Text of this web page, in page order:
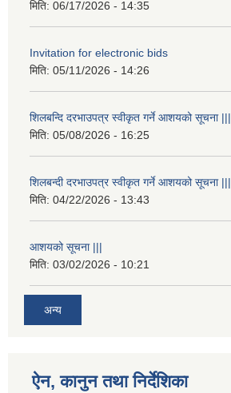
मिति: 06/17/2026 - 14:35
Invitation for electronic bids
मिति: 05/11/2026 - 14:26
शिलबन्दि दरभाउपत्र स्वीकृत गर्ने आशयको सूचना |||
मिति: 05/08/2026 - 16:25
शिलबन्दी दरभाउपत्र स्वीकृत गर्ने आशयको सूचना |||
मिति: 04/22/2026 - 13:43
आशयको सूचना |||
मिति: 03/02/2026 - 10:21
अन्य
ऐन, कानुन तथा निर्देशिका